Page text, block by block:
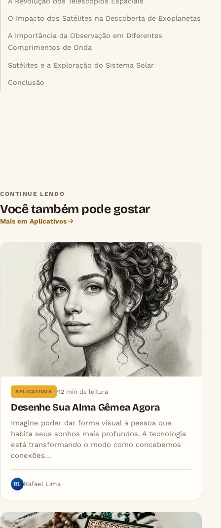
O Impacto dos Satélites na Descoberta de Exoplanetas
A Importância da Observação em Diferentes
Comprimentos de Onda
Satélites e a Exploração do Sistema Solar
Conclusão
CONTINUE LENDO
Você também pode gostar
Mais em Aplicativos
APLICATIVOS 12 min de leitura
Desenhe Sua Alma Gêmea Agora
Imagine poder dar forma visual à pessoa que
habita seus sonhos mais profundos. A tecnologia
está transformando o modo como concebemos
conexões…
RL Rafael Lima